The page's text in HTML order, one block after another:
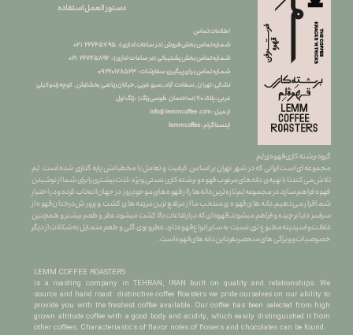
گروه برشته کاری قهوه ی لِم
​​​​​​​مجموعه ای است ایرانی که در شهر تهران بر اساس کیفیت و تعامل با مخطبانش پایه گذاری شده است. لِم
تلاش می کند تا با تهیه ی دانه های مرغوب قهوه و برشته کاری دستی ِ ویژه ، لذت بیشتری را برای شما از نوشیدن
قهوه فراهم سازد.در مجموعه لِم تازه ترین دانه ها را از قهوه های موجودِ روز در جهان انتخاب کرده و در اختیار
شما قرار می دهیم.دانه های قهوه ی منتخب ما از مرتفع ترین مزرعه های کشت و پرورش درختان قهوه از
سراسر دنیا برچیده و فراهم میشوند.قهوه ای که در ارتفاعات بالا کشت میشود عطر و طعم بیشتر و همچنین
غلظت و اسیدیته مطبوع تری نسبت به سایر انواع قهوه دارد.عطرو بوی گلی و طعم متمایل به شکلات از دیگر
خصوصیات و ویژگی های منحصربفرد این دانه های قهوه است.
LEMM COFFEE ROASTERS
is a roasting company in TEHRAN, IRAN built on quality and relationships. We
source and hand roast distinctive coffee Roasters we pride ourselves on our ability to
provide you with the freshest coffee available. Our coffee has been selected from high
grown altitude coffee with a good body and acidity, which easily distinguished it from
other coffees. Characteriastics of flavor notes of flowers and chocolates can be found.
دستور العمل استفاده
اطلاعات تماس
شماره تماس بخش فروش (در ساعات اداری): ۲۶۷۴۵۷۹۵ ۰۲۱
شماره تماس بخش پشتیبانی (در ساعات اداری) : ۲۶۷۴۵۸۹۶ ۰۲۱
شماره تماس برای پیگیری سفارشات : ۰۹۲۲۰۱۷۸۵۲۳
نشانی : تهران , سعادت آباد , سرو غربی , خیابان ریاضی بخشایش , کوچه زندوکیلی
غربی ، پلاک ۹۰ (ساختمان طوسی رنگ) ، زنگ اول
info@lemmcoffee.com : ایمیل
lemmcoffee : اینستاگرام